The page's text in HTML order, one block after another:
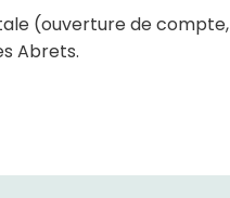
(ouverture de
Abrets.